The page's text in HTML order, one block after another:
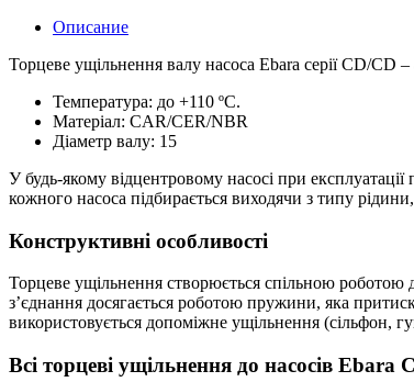
Описание
Торцеве ущільнення валу насоса Ebara серії CD/CD
Температура: до +110 ºС.
Матеріал: CAR/CER/NBR
Діаметр валу: 15
У будь-якому відцентровому насосі при
кожного насоса підбирається виходячи з типу
Конструктивні особливості
Торцеве ущільнення створюється спільною роботою
з’єднання досягається роботою пружини, яка
використовується допоміжне ущільнення (сільфон,
Всі торцеві ущільнення до насосів